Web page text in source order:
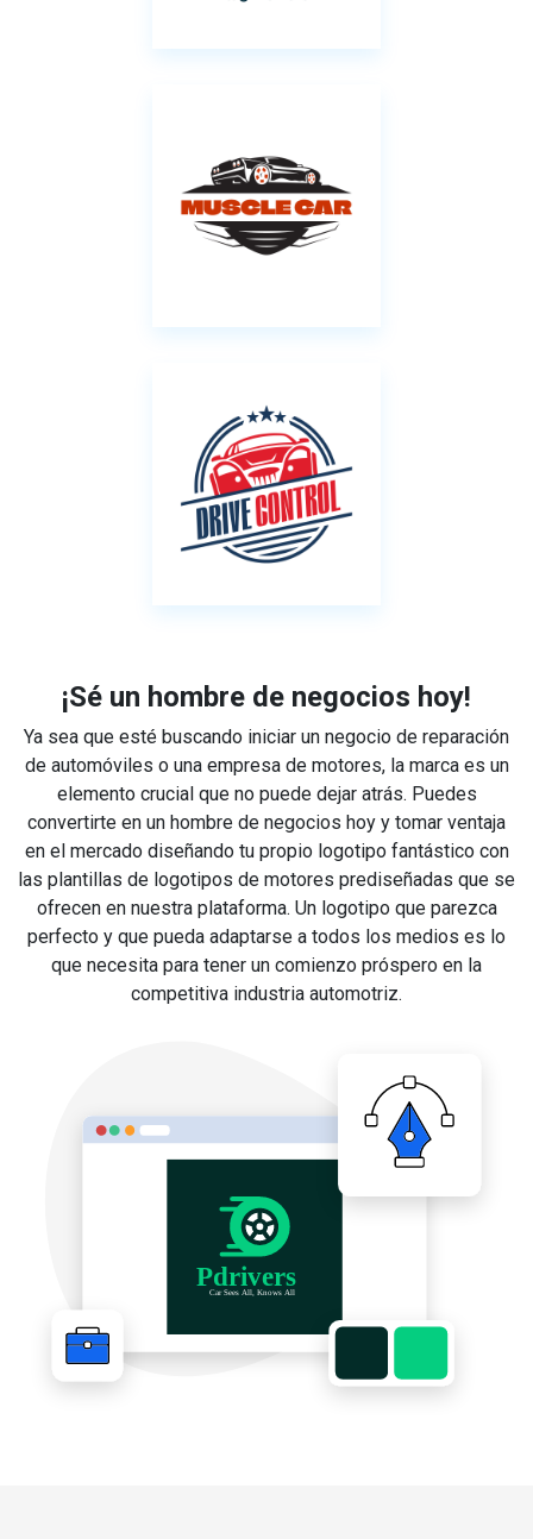
¡Sé un hombre de negocios hoy!
Ya sea que esté buscando iniciar un negocio de reparación
de automóviles o una empresa de motores, la marca es un
elemento crucial que no puede dejar atrás. Puedes
convertirte en un hombre de negocios hoy y tomar ventaja
en el mercado diseñando tu propio logotipo fantástico con
las plantillas de logotipos de motores prediseñadas que se
ofrecen en nuestra plataforma. Un logotipo que parezca
perfecto y que pueda adaptarse a todos los medios es lo
que necesita para tener un comienzo próspero en la
competitiva industria automotriz.